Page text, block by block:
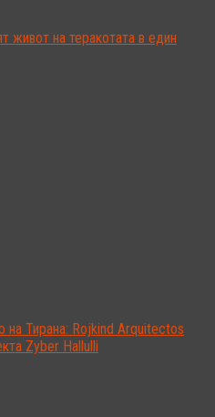
живот на теракотата в един
на Тирана: Rojkind Arquitectos
Zyber Hallulli